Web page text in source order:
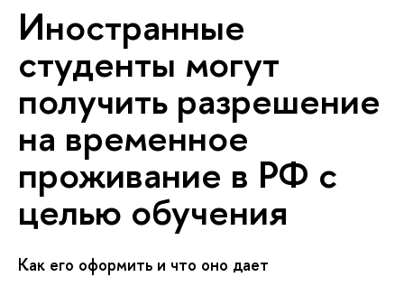
Иностранные
студенты могут
получить разрешение
на временное
проживание в РФ с
целью обучения
Как его оформить и что оно дает